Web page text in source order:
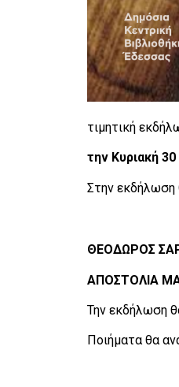
τιμητική
την Κυριακή
Στην εκδήλωση
ΘΕΟΔΩΡΟΣ
ΑΠΟΣΤΟΛΙΑ
Την εκδήλωση
Ποιήματα θα